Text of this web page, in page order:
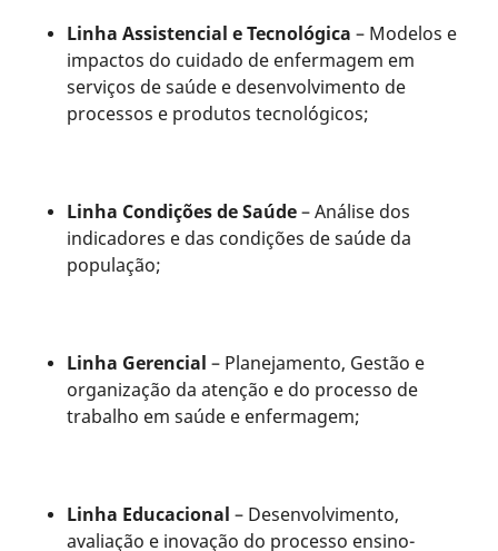
Linha Assistencial e Tecnológica – Modelos e
impactos do cuidado de enfermagem em
serviços de saúde e desenvolvimento de
processos e produtos tecnológicos;
Linha Condições de Saúde– Análise dos
indicadores e das condições de saúde da
população;
Linha Gerencial – Planejamento, Gestão e
organização da atenção e do processo de
trabalho em saúde e enfermagem;
Linha Educacional – Desenvolvimento,
avaliação e inovação do processo ensino-